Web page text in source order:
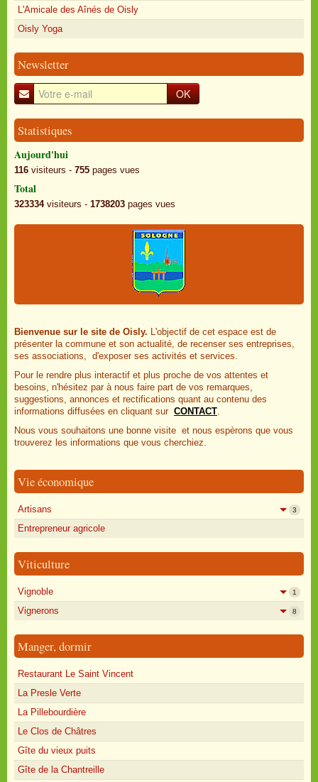
L'Amicale des Aînés de Oisly
Oisly Yoga
Newsletter
OK
Statistiques
Aujourd'hui
116 visiteurs - 755 pages vues
Total
323334visiteurs - 1738203 pages vues
Bienvenue sur le site de Oisly. L'objectif de cet espace est de
présenter la commune et son actualité, de recenser ses entreprises,
ses associations, d'exposer ses activités et services.
Pour le rendre plus interactif et plus proche de vos attentes et
besoins, n'hésitez par à nous faire part de vos remarques,
suggestions, annonces et rectifications quant au contenu des
informations diffusées en cliquant sur CONTACT.
Nous vous souhaitons une bonne visite et nous espèrons que vous
trouverez les informations que vous cherchiez.
Vie économique
Artisans 3
Entrepreneur agricole
Viticulture
Vignoble 1
Vignerons 8
Manger, dormir
Restaurant Le Saint Vincent
La Presle Verte
La Pillebourdière
Le Clos de Châtres
Gîte du vieux puits
Gîte de la Chantreille